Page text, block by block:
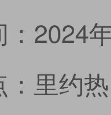
：2024
：里约